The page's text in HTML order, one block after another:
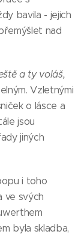
bavila - jejich
nad
a ty voláš,
Vzletnými
o lásce a
jsou
jiných
i toho
ve svých
byla skladba,